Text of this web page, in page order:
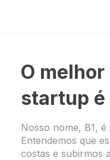
O
startup é
Nosso nome, B1,
Entendemos que
costas e subirmos